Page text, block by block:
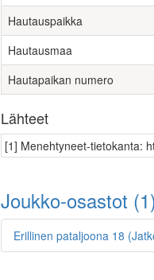
Hautauspaikka
Hautausmaa
Hautapaikan numero
Lähteet
[1] Menehtyneet-tietokanta:
Joukko-osastot
Erillinen pataljoona 18